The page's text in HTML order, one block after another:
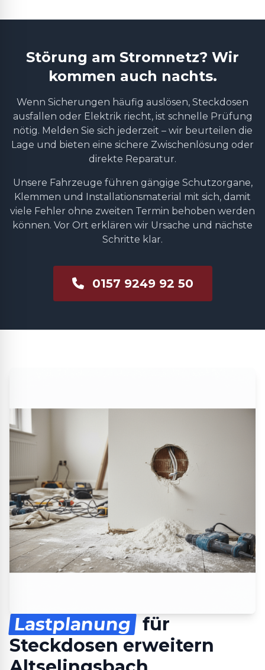
Störung am Stromnetz? Wir
kommen auch nachts.
Wenn Sicherungen häufig auslösen, Steckdosen
ausfallen oder Elektrik riecht, ist schnelle Prüfung
nötig. Melden Sie sich jederzeit – wir beurteilen die
Lage und bieten eine sichere Zwischenlösung oder
direkte Reparatur.
Unsere Fahrzeuge führen gängige Schutzorgane,
Klemmen und Installationsmaterial mit sich, damit
viele Fehler ohne zweiten Termin behoben werden
können. Vor Ort erklären wir Ursache und nächste
Schritte klar.
0157 9249 92 50
Lastplanung für
Steckdosen erweitern